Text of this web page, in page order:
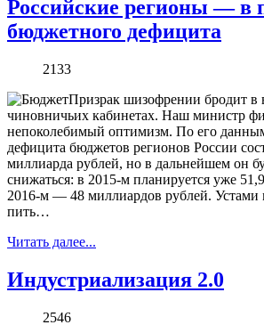
Российские регионы — в
бюджетного дефицита
2133
Призрак шизофрении бродит в
чиновничьих кабинетах. Наш министр
непоколебимый оптимизм. По его
дефицита бюджетов регионов России
миллиарда рублей, но в дальнейшем он
снижаться: в 2015-м планируется уже
2016-м — 48 миллиардов рублей.
пить…
Читать далее...
Индустриализация 2.0
2546